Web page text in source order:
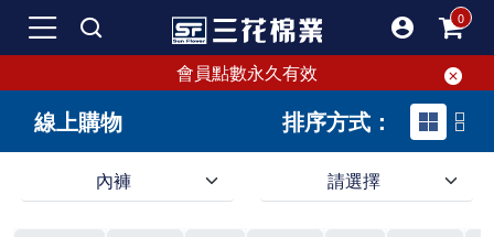
會員點數永久有效
線上購物 排序方式：
內褲 請選擇